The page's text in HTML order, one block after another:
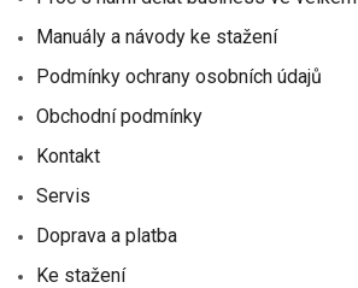
Manuály a návody ke stažení
Podmínky ochrany osobních údajů
Obchodní podmínky
Kontakt
Servis
Doprava a platba
Ke stažení